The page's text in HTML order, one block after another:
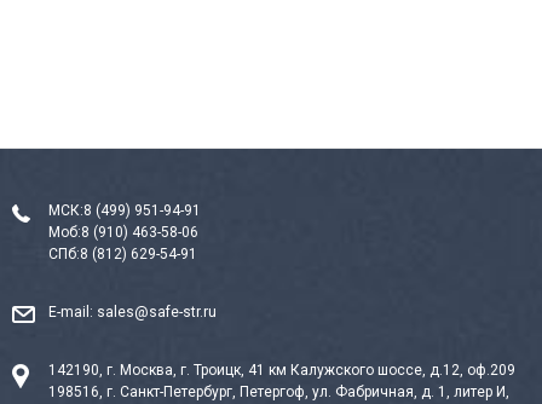
МСК:8 (499) 951-94-91
Моб:8 (910) 463-58-06
СПб:8 (812) 629-54-91
E-mail: sales@safe-str.ru
142190, г. Москва, г. Троицк, 41 км Калужского шоссе, д.12, оф.209
198516, г. Санкт-Петербург, Петергоф, ул. Фабричная, д. 1, литер И,